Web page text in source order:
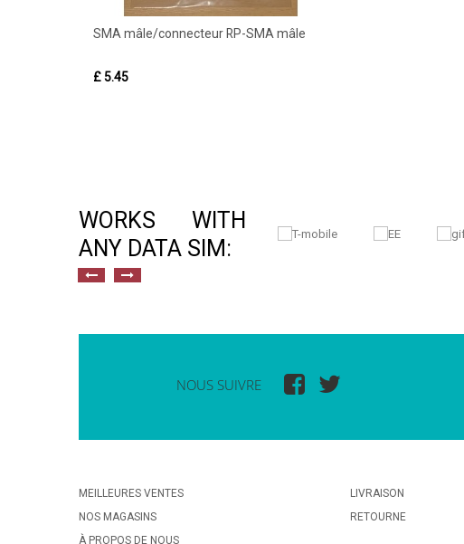
SMA mâle/connecteur RP-SMA mâle
£ 5.45
WORKS WITH
ANY DATA SIM:
NOUS SUIVRE
MEILLEURES VENTES
NOS MAGASINS
À PROPOS DE NOUS
LIVRAISON
RETOURNE